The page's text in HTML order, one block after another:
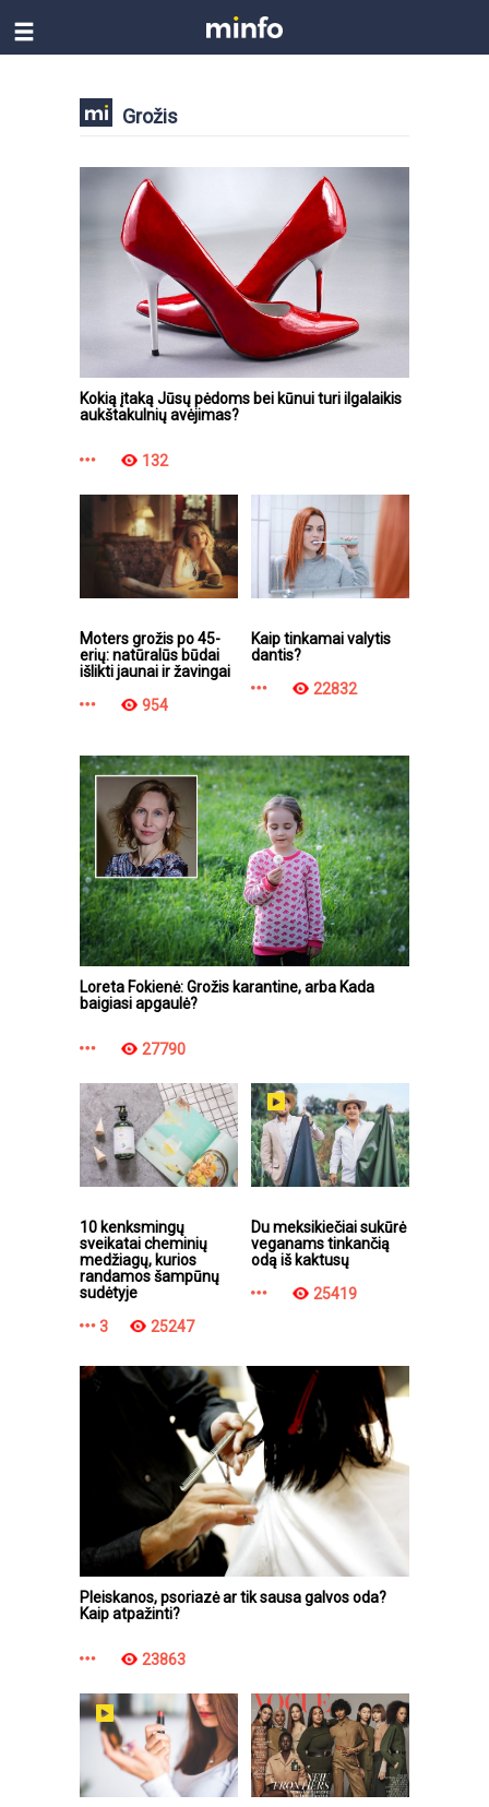
Grožis
Kokią įtaką Jūsų pėdoms bei kūnui turi ilgalaikis
aukštakulnių avėjimas?
132
Moters grožis po 45-
erių: natūralūs būdai
išlikti jaunai ir žavingai
954
Kaip tinkamai valytis
dantis?
22832
Loreta Fokienė: Grožis karantine, arba Kada
baigiasi apgaulė?
27790
10 kenksmingų
sveikatai cheminių
medžiagų, kurios
randamos šampūnų
sudėtyje
3
25247
Du meksikiečiai sukūrė
veganams tinkančią
odą iš kaktusų
25419
Pleiskanos, psoriazė ar tik sausa galvos oda?
Kaip atpažinti?
23863